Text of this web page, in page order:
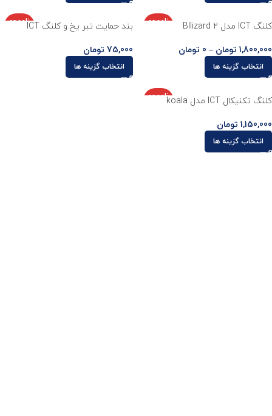
ناموجو
کلنگ ICT مدل Bllizard 2
1,800,000 تومان –
0 تومان
انتخاب گزینه ها
ناموجو
بند حمایت تبر یخ و کلنگ ICT
75,000 تومان
انتخاب گزینه ها
ناموجو
کلنگ تکنیکال ICT مدل koala
1,150,000 تومان
انتخاب گزینه ها